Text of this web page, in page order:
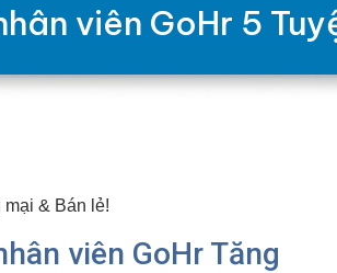
viên GoHr 5
& Bán lẻ!
viên GoHr Tăng